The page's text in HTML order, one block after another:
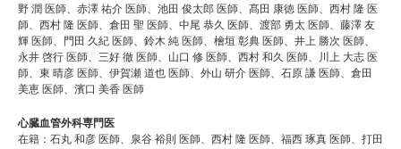
野 潤 医師、赤澤 祐介 医師、池田 俊太郎 医師、髙田 康徳 医師、西村 隆 医
師、西村 隆 医師、倉田 聖 医師、中尾 恭久 医師、渡部 勇太 医師、藤澤 友
輝 医師、門田 久紀 医師、鈴木 純 医師、檜垣 彰典 医師、井上 勝次 医師、
永井 啓行 医師、三好 徹 医師、山口 修 医師、西村 和久 医師、川上 大志 医
師、東 晴彦 医師、伊賀瀬 道也 医師、外山 研介 医師、石原 謙 医師、倉田
美恵 医師、濱口 美香 医師
心臓血管外科専門医
在籍：石丸 和彦 医師、泉谷 裕則 医師、西村 隆 医師、福西 琢真 医師、打田